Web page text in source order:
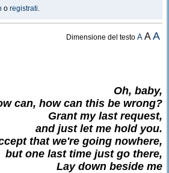
o registrati.
Dimensione del testoA AA
Oh, baby,
can, how can this be wrong?
Grant my last request,
and just let me hold you.
that we're going nowhere,
but one last time just go there,
Lay down beside me